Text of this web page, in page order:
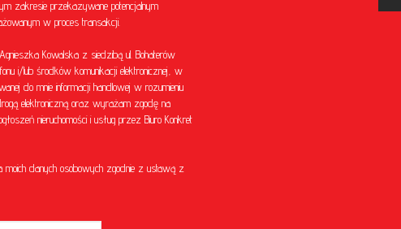
zakresie przekazywane potencjalnym
w proces transakcji.
Kowalska z siedzibą ul. Bohaterów
i/lub środków komunikacji elektronicznej, w
do mnie informacji handlowej w rozumieniu
elektroniczną oraz wyrażam zgodę na
nieruchomości i usług przez Biuro Konkret
danych osobowych zgodnie z ustawą z